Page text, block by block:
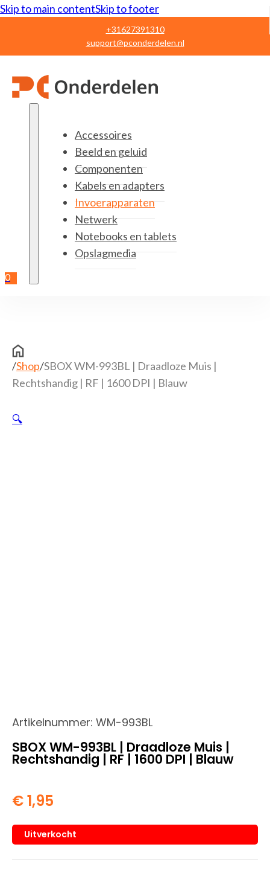
Skip to main contentSkip to footer
+31627391310
support@pconderdelen.nl
0
Accessoires
Beeld en geluid
Componenten
Kabels en adapters
Invoerapparaten
Netwerk
Notebooks en tablets
Opslagmedia
/Shop/SBOX WM-993BL | Draadloze Muis |
Rechtshandig | RF | 1600 DPI | Blauw
🔍
Artikelnummer: WM-993BL
SBOX WM-993BL | Draadloze Muis |
Rechtshandig | RF | 1600 DPI | Blauw
€1,95
Uitverkocht